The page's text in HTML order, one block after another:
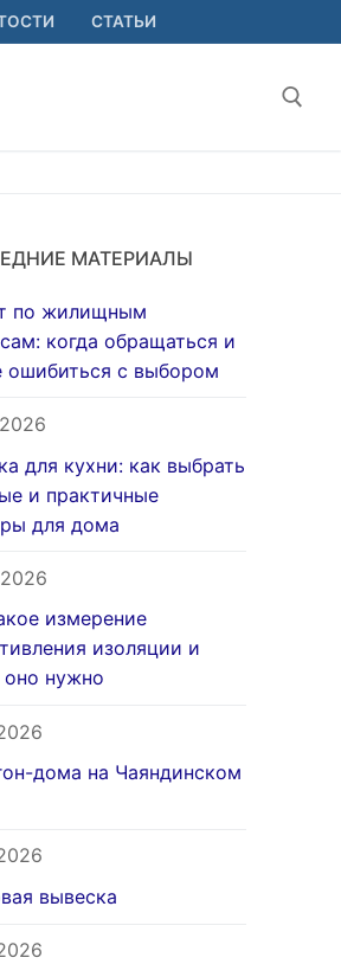
СТАТЬИ
МАТЕРИАЛЫ
по жилищным
когда обращаться и
ошибиться с выбором
для кухни: как выбрать
и практичные
для дома
измерение
изоляции и
оно нужно
дома на Чаяндинском
вывеска